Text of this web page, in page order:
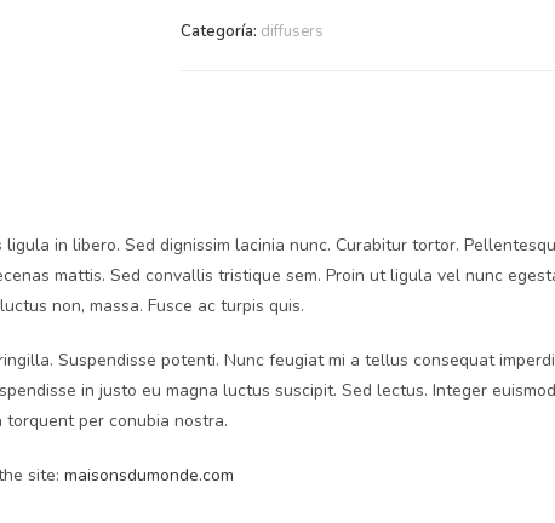
Categoría: diffusers
ligula in libero. Sed dignissim lacinia nunc. Curabitur tortor.
mattis. Sed convallis tristique sem. Proin ut ligula vel nunc
non, massa. Fusce ac turpis quis.
Suspendisse potenti. Nunc feugiat mi a tellus consequat
in justo eu magna luctus suscipit. Sed lectus. Integer
torquent per conubia nostra.
site: maisonsdumonde.com